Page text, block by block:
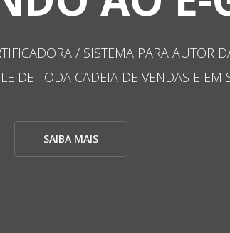
GESTÃO PARA AUTORIDADE
CONHEÇA MAIS SOBRE O